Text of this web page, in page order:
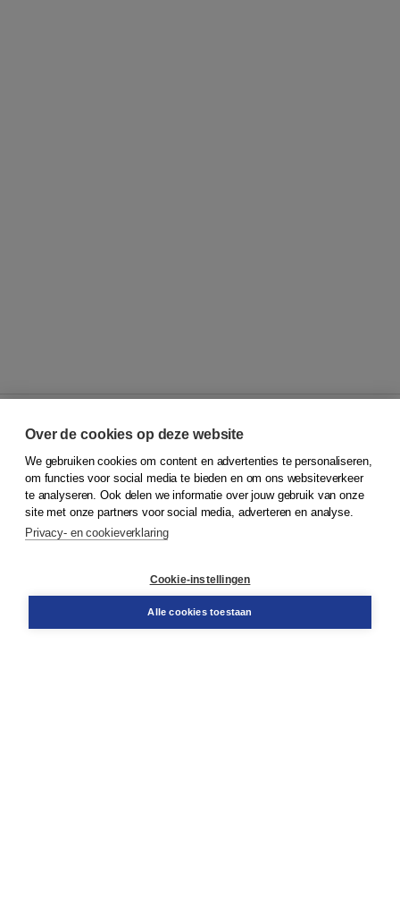
© 2026Koninklijke Boom uitgevers
Klantenservice
Service & informatie
Contact
Over de cookies op deze website
We gebruiken cookies om content en advertenties te personaliseren,
om functies voor social media te bieden en om ons websiteverkeer
te analyseren. Ook delen we informatie over jouw gebruik van onze
site met onze partners voor social media, adverteren en analyse.
Privacy- en cookieverklaring
Cookie-instellingen
Alle cookies toestaan